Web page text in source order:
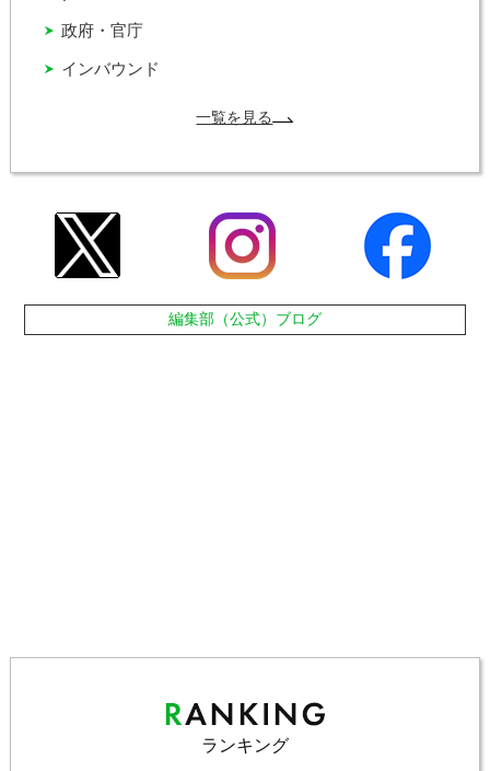
インバウンド
政府・官庁
一覧を見る
編集部（公式）ブログ
ランキング